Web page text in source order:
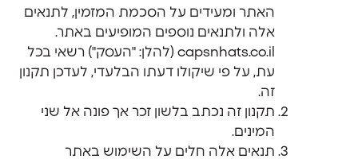
האתר ומעידים על הסכמת המזמין, לתנאים
אלה ולתנאים נוספים המופיעים באתר.
capsnhats.co.il (להלן: "העסק") רשאי בכל
עת, על פי שיקולו דעתו הבלעדי, לעדכן תקנון
זה.
תקנון זה נכתב בלשון זכר אך פונה אל שני
המינים.
תנאים אלה חלים על השימוש באתר